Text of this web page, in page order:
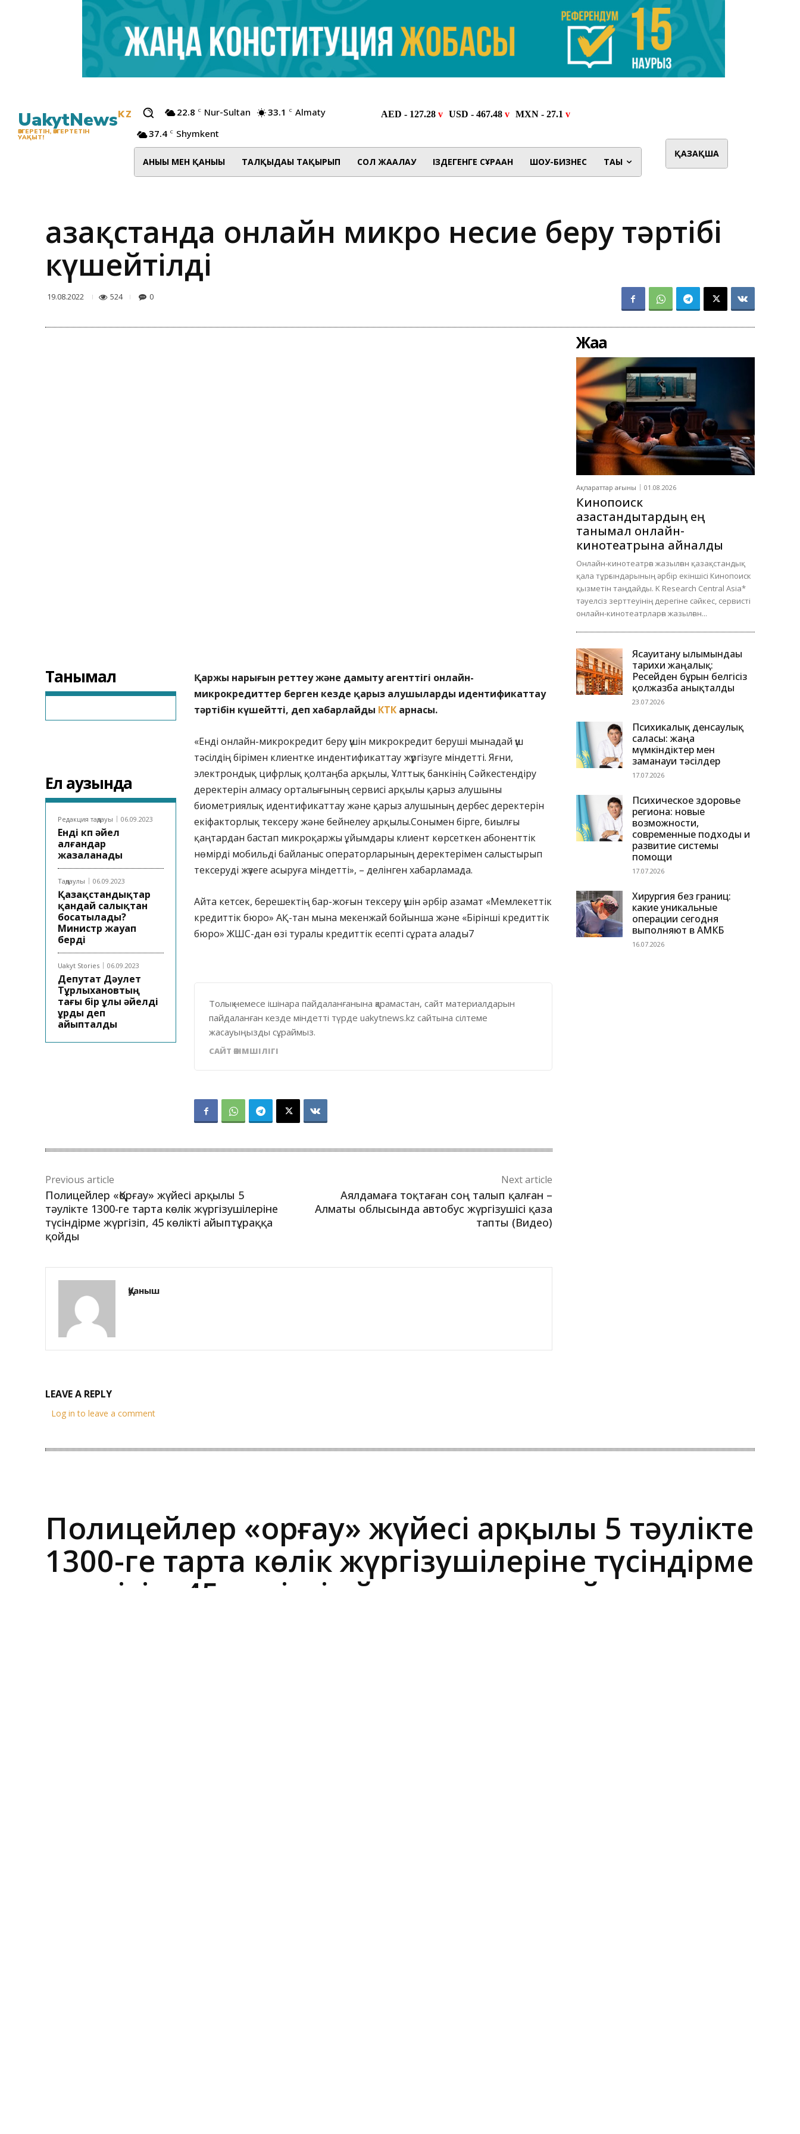
UakytNewsKZ
ӨЗГЕРЕТІН, ӨЗГЕРТЕТІН
УАҚЫТ!
22.8 C Nur-Sultan 33.1 C Almaty
37.4 C Shymkent
АНЫҒЫ МЕН ҚАНЫҒЫ ТАЛҚЫДАҒЫ ТАҚЫРЫП СОЛ ЖАҒАЛАУ ІЗДЕГЕНГЕ СҰРАҒАН ШОУ-БИЗНЕС ТАҒЫ
ҚАЗАҚША
Қазақстанда онлайн микро несие беру тәртібі
күшейтілді
19.08.2022 524 0
Танымал
Ел аузында
Редакция таңдауы 06.09.2023
Енді көп әйел
алғандар
жазаланады
Таңдаулы 06.09.2023
Қазақстандықтар
қандай салықтан
босатылады?
Министр жауап
берді
Uakyt Stories 06.09.2023
Депутат Дәулет
Тұрлыхановтың
тағы бір ұлы әйелді
ұрды деп
айыпталды
Қаржы нарығын реттеу және дамыту агенттігі онлайн-
микрокредиттер берген кезде қарыз алушыларды идентификаттау
тәртібін күшейтті, деп хабарлайды КТК арнасы.
«Енді онлайн-микрокредит беру үшін микрокредит беруші мынадай үш
тәсілдің бірімен клиентке индентификаттау жүргізуге міндетті. Яғни,
электрондық цифрлық қолтаңба арқылы, Ұлттық банкінің Сәйкестендіру
деректерін алмасу орталығының сервисі арқылы қарыз алушыны
биометриялық идентификаттау және қарыз алушының дербес деректерін
екіфакторлық тексеру және бейнелеу арқылы.Сонымен бірге, биылғы
қаңтардан бастап микроқаржы ұйымдары клиент көрсеткен абоненттік
нөмірді мобильді байланыс операторларының деректерімен салыстырып
тексеруді жүзеге асыруға міндетті», – делінген хабарламада.
Айта кетсек, берешектің бар-жоғын тексеру үшін әрбір азамат «Мемлекеттік
кредиттік бюро» АҚ-тан мына мекенжай бойынша және «Бірінші кредиттік
бюро» ЖШС-дан өзі туралы кредиттік есепті сұрата алады7
Толық немесе ішінара пайдаланғанына қарамастан, сайт материалдарын
пайдаланған кезде міндетті түрде uakytnews.kz сайтына сілтеме
жасауыңызды сұраймыз.
САЙТ ӘКІМШІЛІГІ
Previous article
Полицейлер «Қорғау» жүйесі арқылы 5
тәулікте 1300-ге тарта көлік жүргізушілеріне
түсіндірме жүргізіп, 45 көлікті айыптұраққа
қойды
Next article
Аялдамаға тоқтаған соң талып қалған –
Алматы облысында автобус жүргізушісі қаза
тапты (Видео)
Қуаныш
LEAVE A REPLY
Log in to leave a comment
Жаңа
Ақпараттар ағыны 01.08.2026
Кинопоиск
қазақстандықтардың ең
танымал онлайн-
кинотеатрына айналды
Онлайн-кинотеатрға жазылған қазақстандық
қала тұрғындарының әрбір екіншісі Кинопоиск
қызметін таңдайды. K Research Central Asia*
тәуелсіз зерттеуінің дерегіне сәйкес, сервисті
онлайн-кинотеатрларға жазылған...
Ясауитану ғылымындағы
тарихи жаңалық:
Ресейден бұрын белгісіз
қолжазба анықталды
23.07.2026
Психикалық денсаулық
саласы: жаңа
мүмкіндіктер мен
заманауи тәсілдер
17.07.2026
Психическое здоровье
региона: новые
возможности,
современные подходы и
развитие системы
помощи
17.07.2026
Хирургия без границ:
какие уникальные
операции сегодня
выполняют в АМКБ
16.07.2026